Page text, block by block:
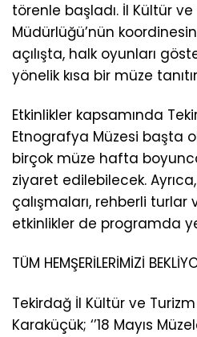
törenle başladı. İl Kültür ve
Müdürlüğü’nün
açılışta, halk oyunları
yönelik kısa bir müze
Etkinlikler kapsamında
Etnografya Müzesi başta
birçok müze hafta
ziyaret edilebilecek.
çalışmaları, rehberli
etkinlikler de programda
TÜM HEMŞERİLERİMİZİ
Tekirdağ İl Kültür ve
Karaküçük; ‘’18 Mayıs